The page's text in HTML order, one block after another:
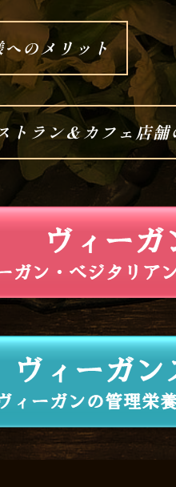
のメリット
トラン＆カフェ店